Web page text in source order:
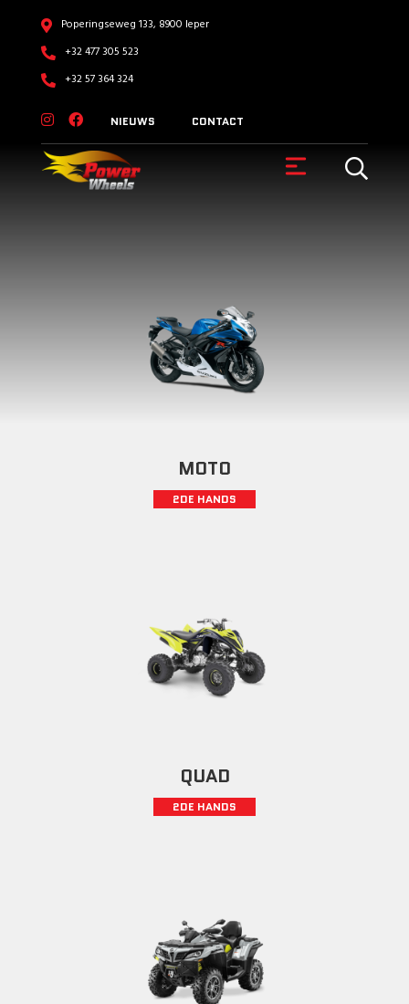
Poperingseweg 133, 8900 Ieper
+32 477 305 523
+32 57 364 324
NIEUWS CONTACT
MOTO
2DE HANDS
QUAD
2DE HANDS